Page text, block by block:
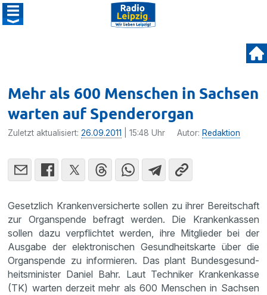
Mehr als 600 Menschen in Sachsen
warten auf Spenderorgan
Zuletzt aktualisiert:26.09.2011 | 15:48 Uhr Autor: Redaktion
Gesetz­lich Kranken­ver­si­cherte sollen zu ihrer Bereit­schaft
zur Organ­spende befragt werden. Die Kranken­kassen
sollen dazu verpflichtet werden, ihre Mitglieder bei der
Ausgabe der elektro­ni­schen Gesund­heits­karte über die
Organ­spende zu infor­mieren. Das plant Bundes­ge­sund­
heits­mi­nister Daniel Bahr. Laut Techniker Kranken­kasse
(TK) warten derzeit mehr als 600 Menschen in Sachsen